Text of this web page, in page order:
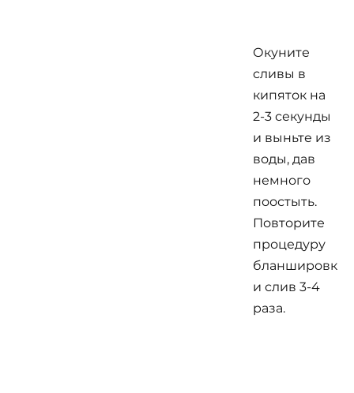
Окуните
сливы в
кипяток на
2-3 секунды
и выньте из
воды, дав
немного
поостыть.
Повторите
процедуру
бланшировк
и слив 3-4
раза.